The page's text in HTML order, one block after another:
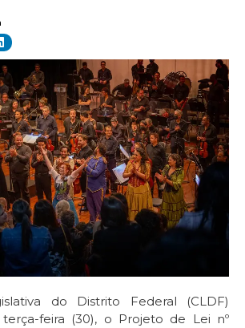
do Distrito Federal (CLDF)
feira (30), o Projeto de Lei nº